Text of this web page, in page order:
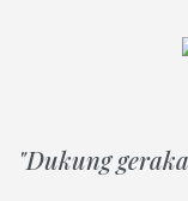
"Dukung